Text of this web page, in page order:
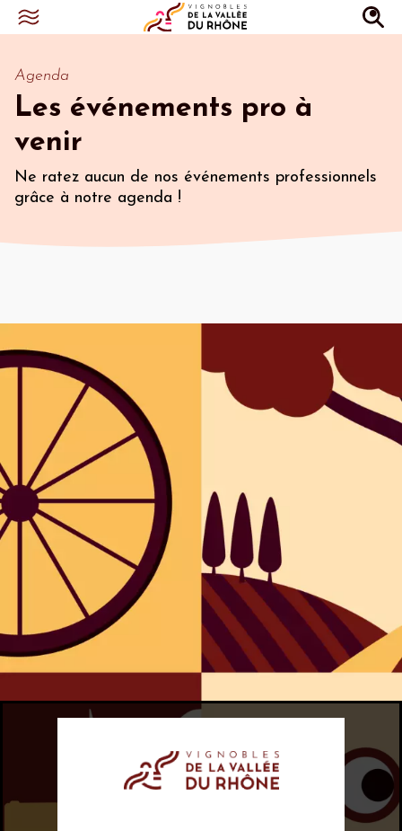
Agenda
Les événements pro à
venir
Ne ratez aucun de nos événements professionnels
grâce à notre agenda !